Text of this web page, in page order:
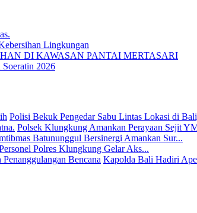
Lingkungan
DI KAWASAN PANTAI MERTASARI
2026
Polisi Bekuk Pengedar Sabu Lintas Lokasi di
Polsek Klungkung Amankan Perayaan Sejit
Batununggul Bersinergi Amankan Sur...
Polres Klungkung Gelar Aks...
Kapolda Bali Hadiri